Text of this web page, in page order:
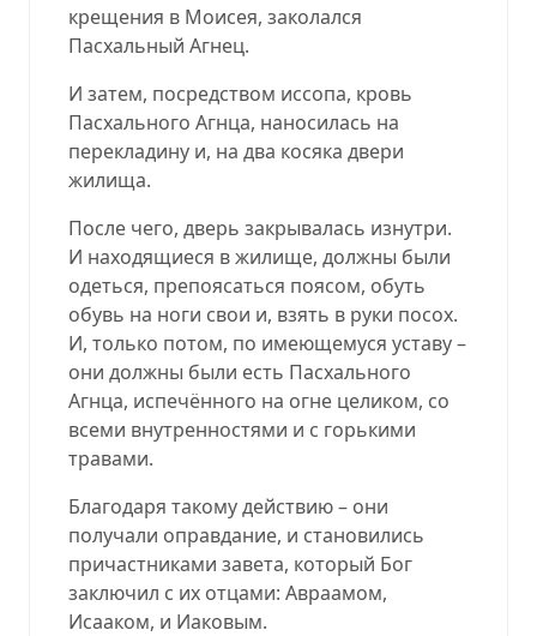
крещения в Моисея, заколался
Пасхальный Агнец.
И затем, посредством иссопа, кровь
Пасхального Агнца, наносилась на
перекладину и, на два косяка двери
жилища.
После чего, дверь закрывалась изнутри.
И находящиеся в жилище, должны были
одеться, препоясаться поясом, обуть
обувь на ноги свои и, взять в руки посох.
И, только потом, по имеющемуся уставу –
они должны были есть Пасхального
Агнца, испечённого на огне целиком, со
всеми внутренностями и с горькими
травами.
Благодаря такому действию – они
получали оправдание, и становились
причастниками завета, который Бог
заключил с их отцами: Авраамом,
Исааком, и Иаковым.